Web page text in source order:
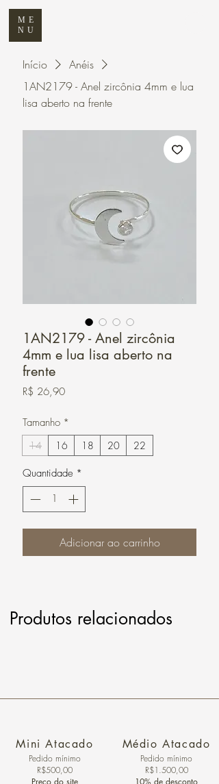
ME
NU
Início
Anéis
1AN2179 - Anel zircônia 4mm e lua
lisa aberto na frente
1AN2179 - Anel zircônia
4mm e lua lisa aberto na
frente
R$ 26,90Preço
Tamanho *
14 16 18 20 22
Quantidade *
Adicionar ao carrinho
Produtos relacionados
Mini Atacado
Pedido ​mínimo
R$500,00
Preço do site
Médio Atacado
Pedido mínimo
R$1.500,00
10% de desconto